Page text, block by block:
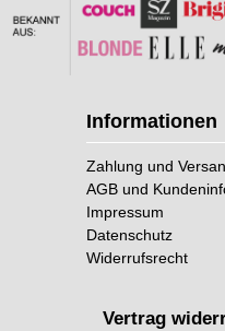
Informationen
Zahlung und
AGB und
Impressum
Datenschutz
Widerrufsrecht
Vertrag